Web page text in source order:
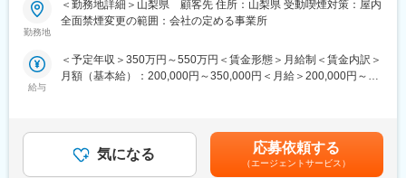
・国内大手メーカー、優良中小メーカー様、約1,400社に技術提供
技術単価は1時間で3,900円に対して、当社の平均技術単価は
5,881円（2025年3月期）と業界平均の1.5倍以上となっていま
です。また、定年到達者が738名（エンジニアのみ）となってお
り、定年到達後も生涯プロエンジニアとして腰を据えてお仕事を
していただける環境があります。
■業務内容：
当社と取引のある、大手メーカーにて生産する鉄鋼製品（原材
しています。
＜具体的な業務内容＞
・データ収集とレポート作成
・品質管理関連業務の遂行
勤務地
＜勤務地詳細＞山梨県 顧客先 住所：山梨県 受動喫煙対策：屋内
全面禁煙変更の範囲：会社の定める事業所
給与
＜予定年収＞350万円～550万円＜賃金形態＞月給制＜賃金内訳＞
月額（基本給）：200,000円～350,000円＜月給＞200,000円～
の金額であり、選考を通じて上下する可能性があります。月給(月
額)は固定手当を含めた表記です。
気になる 応募依頼する
（エージェントサービス）